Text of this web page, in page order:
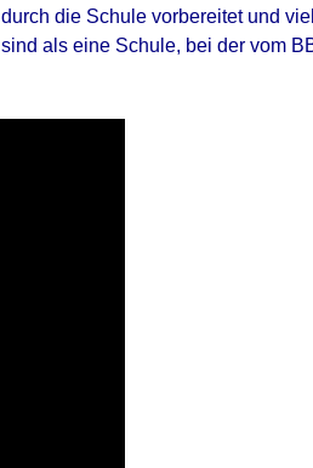
die Schule vorbereitet und
als eine Schule, bei der vom